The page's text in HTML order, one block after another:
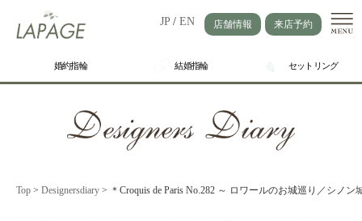
来店予約
店舗情報
JP / EN
婚約指輪 結婚指輪 セットリング
Top > Designersdiary > ＊Croquis de Paris No.282 ～ ロワールのお城巡り／シノン